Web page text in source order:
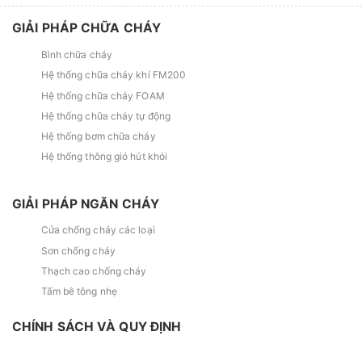
GIẢI PHÁP CHỮA CHÁY
Bình chữa cháy
Hệ thống chữa cháy khí FM200
Hệ thống chữa cháy FOAM
Hệ thống chữa cháy tự động
Hệ thống bơm chữa cháy
Hệ thống thông gió hút khói
GIẢI PHÁP NGĂN CHÁY
Cửa chống cháy các loại
Sơn chống cháy
Thạch cao chống cháy
Tấm bê tông nhẹ
CHÍNH SÁCH VÀ QUY ĐỊNH